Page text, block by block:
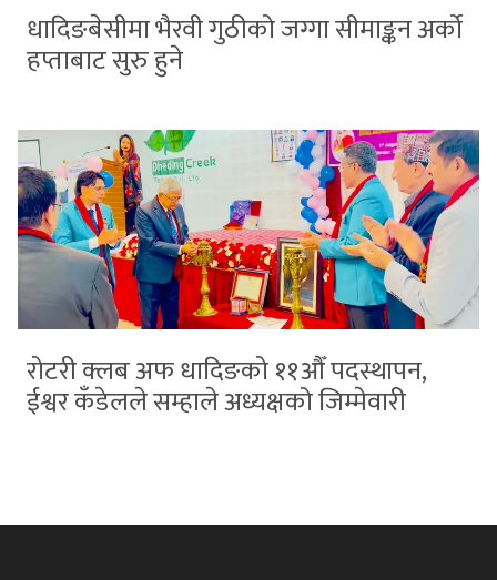
धादिङबेसीमा भैरवी गुठीको जग्गा सीमाङ्कन अर्को
हप्ताबाट सुरु हुने
रोटरी क्लब अफ धादिङको ११औँ पदस्थापन,
ईश्वर कँडेलले सम्हाले अध्यक्षको जिम्मेवारी